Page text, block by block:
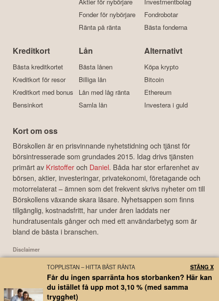
Fonder för nybörjare
Ränta på ränta
Fondrobotar
Bästa fonderna
Kreditkort
Bästa kreditkortet
Kreditkort för resor
Kreditkort med bonus
Bensinkort
Lån
Bästa lånen
Billiga lån
Lån med låg ränta
Samla lån
Alternativt
Köpa krypto
Bitcoin
Ethereum
Investera i guld
Kort om oss
Börskollen är en prisvinnande nyhetstidning och tjänst för
börsintresserade som grundades 2015. Idag drivs tjänsten
primärt av Kristofferoch Daniel. Båda har stor erfarenhet av
börsen, aktier, investeringar, privatekonomi, företagande och
motorrelaterat – ämnen som det frekvent skrivs nyheter om till
Börskollens växande skara läsare. Nyhetsappen som finns
tillgänglig, kostnadsfritt, har under åren laddats ner
hundratusentals gånger och med ett användarbetyg som är
bland de bästa i branschen.
Disclaimer
Börskollen Sverige AB ("Börskollen") är inte finansiella rådgivare, står inte under
finansinspektionens tillsyn och ger inga råd till dig. Detta innebär att
investeringsbeslut baserade på information som direkt eller indirekt härrörande
från Börskollen eller personer med koppling till Börskollen, alltid fattas
självständigt av investeraren. Börskollen frånsäger sig allt ansvar för eventuell
TOPPLISTAN – HITTA BÄST RÄNTA
Får du ingen sparränta hos storbanken? Här kan
du istället få upp mot 3,10 % (med samma
trygghet)
STÄNG X